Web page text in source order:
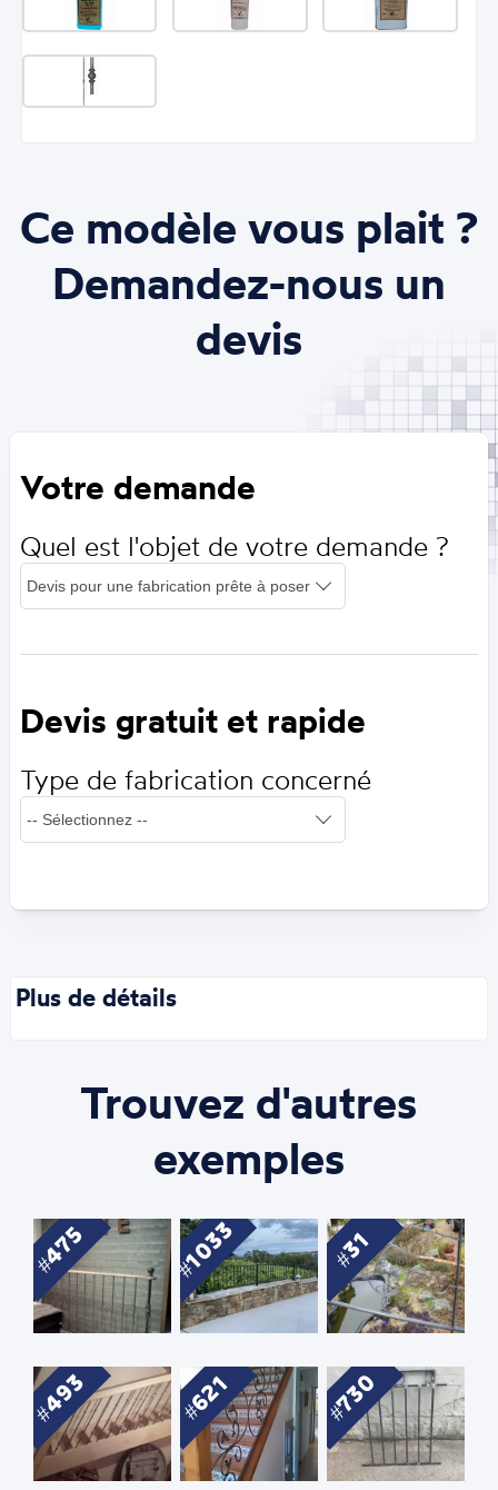
Ce modèle vous plait ?
Demandez-nous un
devis
Votre demande
Quel est l'objet de votre demande ?
Devis gratuit et rapide
Type de fabrication concerné
Plus de détails
Trouvez d'autres
exemples
475 1033 31
493 621 730